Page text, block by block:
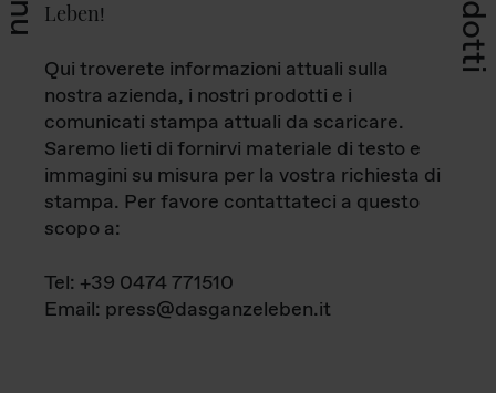
Leben!
Qui troverete informazioni attuali sulla
nostra azienda, i nostri prodotti e i
comunicati stampa attuali da scaricare.
Saremo lieti di fornirvi materiale di testo e
immagini su misura per la vostra richiesta di
stampa. Per favore contattateci a questo
scopo a:
Tel: +39 0474 771510
Email: press@dasganzeleben.it